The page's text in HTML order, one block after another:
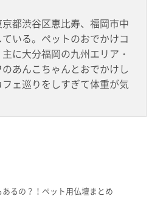
都渋谷区恵比寿、福岡市中
いる。ペットのおでかけコ
に大分福岡の九州エリア・
あんこちゃんとおでかけし
ェ巡りをしすぎて体重が気
あるの？！ペット用仏壇まとめ